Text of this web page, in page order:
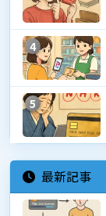
4
5
最新記事